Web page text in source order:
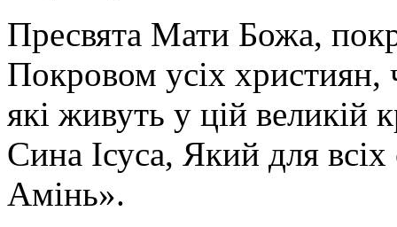
Пресвята Мати Божа,
Покровом усіх християн,
які живуть у цій великій
Сина Ісуса, Який для
Амінь».